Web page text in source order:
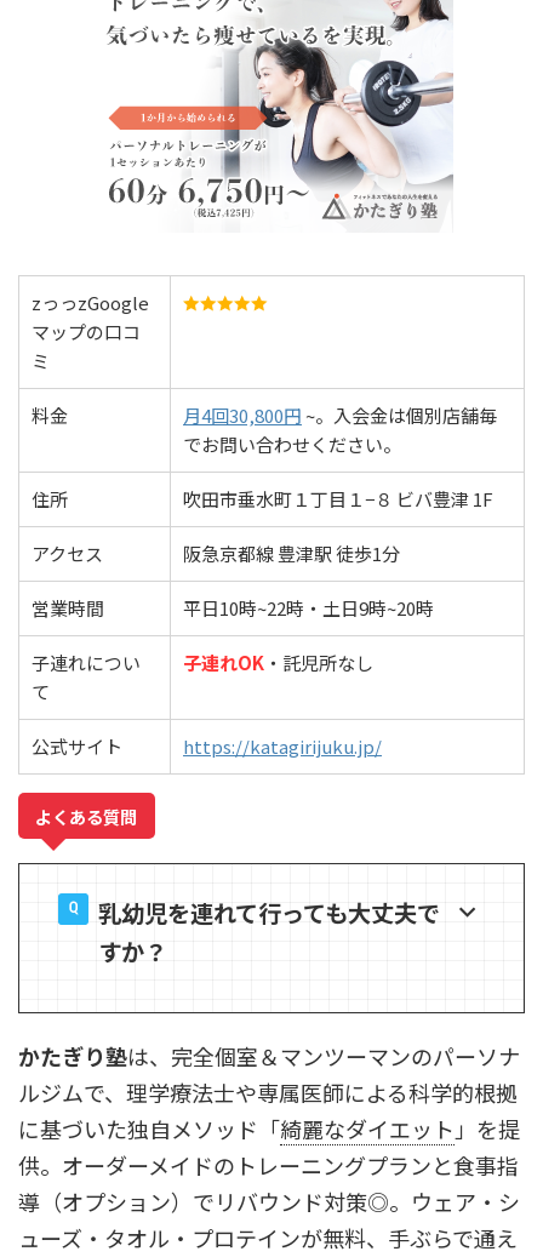
zっっzGoogle
マップの口コ
ミ
料金 月4回30,800円 ~。入会金は個別店舗毎
でお問い合わせください。
住所 吹田市垂水町１丁目１−８ ビバ豊津 1F
アクセス 阪急京都線 豊津駅 徒歩1分
営業時間 平日10時~22時・土日9時~20時
子連れについ
て
子連れOK ・託児所なし
公式サイト https://katagirijuku.jp/
よくある質問
乳幼児を連れて行っても大丈夫で
すか？
かたぎり塾は、完全個室＆マンツーマンのパーソナ
ルジムで、理学療法士や専属医師による科学的根拠
に基づいた独自メソッド「綺麗なダイエット」を提
供。オーダーメイドのトレーニングプランと食事指
導（オプション）でリバウンド対策◎。ウェア・シ
ューズ・タオル・プロテインが無料、手ぶらで通え